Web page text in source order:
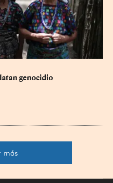
genocidio
más